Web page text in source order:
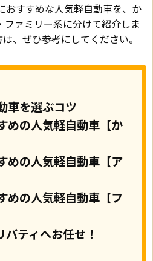
おすすめな人気軽自動車を、か
ァミリー系に分けて紹介しま
、ぜひ参考にしてください。
車を選ぶコツ
の人気軽自動車【か
の人気軽自動車【ア
の人気軽自動車【フ
ティへお任せ！